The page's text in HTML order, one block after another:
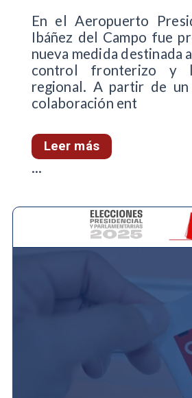
En el Aeropuerto
Ibáñez del Campo fue
nueva medida destinada
control fronterizo y
regional. A partir de
colaboración ent
Leer más
...